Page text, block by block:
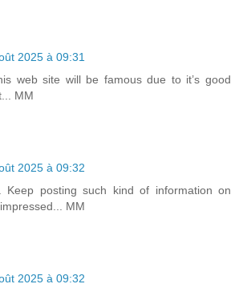
2025 à 09:31
web site will be famous due to it’s good
MM
2025 à 09:32
Keep posting such kind of information on
MM
2025 à 09:32